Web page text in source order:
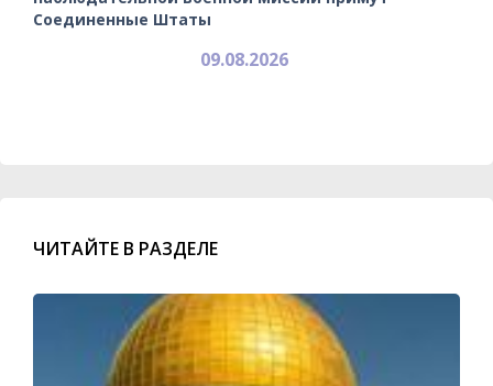
Соединенные Штаты
09.08.2026
ЧИТАЙТЕ В РАЗДЕЛЕ